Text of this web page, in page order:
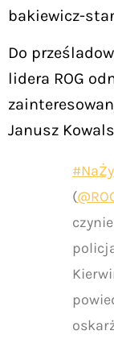
bakiewicz-
Do
lidera ROG
Janusz
(